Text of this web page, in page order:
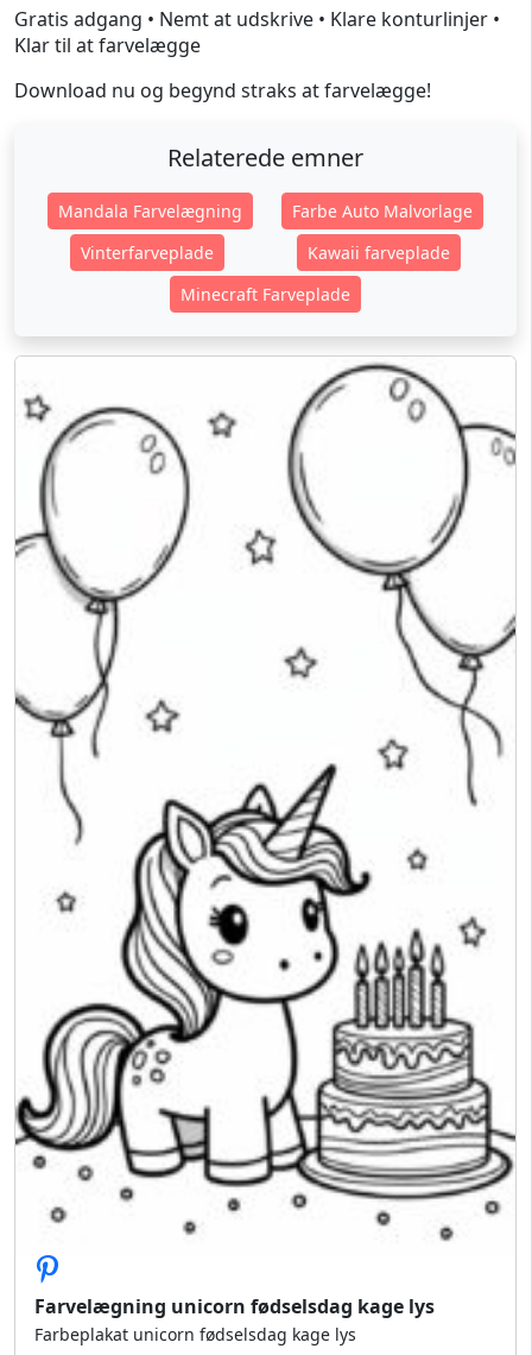
Gratis adgang • Nemt at udskrive • Klare konturlinjer •
Klar til at farvelægge
Download nu og begynd straks at farvelægge!
Relaterede emner
Mandala Farvelægning
Farbe Auto Malvorlage
Vinterfarveplade
Kawaii farveplade
Minecraft Farveplade
Farvelægning unicorn fødselsdag kage lys
Farbeplakat unicorn fødselsdag kage lys